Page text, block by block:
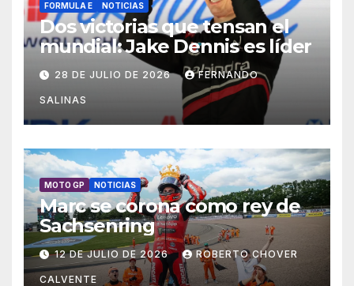
FORMULA E NOTICIAS
Dos victorias que tensan el
mundial: Jake Dennis es líder
28 DE JULIO DE 2026 FERNANDO
SALINAS
MOTO GP NOTICIAS
Marc se corona como rey de
Sachsenring
12 DE JULIO DE 2026 ROBERTO CHOVER
CALVENTE